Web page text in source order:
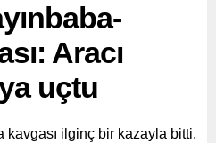
Aracı
uçtu
kavgası ilginç bir kazayla bitti.